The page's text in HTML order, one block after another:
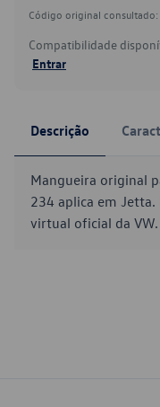
Código original consultado:
Compatibilidade
Entrar
Descrição
Mangueira original
234 aplica em Jetta.
virtual oficial da VW.